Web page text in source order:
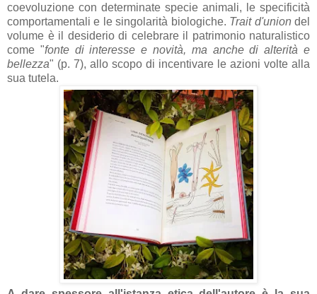
coevoluzione con determinate specie animali, le specificità
comportamentali e le singolarità biologiche. Trait d'union del
volume è il desiderio di celebrare il patrimonio naturalistico
come "fonte di interesse e novità, ma anche di alterità e
bellezza" (p. 7), allo scopo di incentivare le azioni volte alla
sua tutela.